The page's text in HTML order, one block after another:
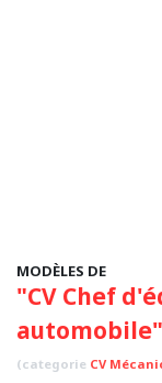
MODÈLES DE
"CV Chef
automobile"
(categorie CV